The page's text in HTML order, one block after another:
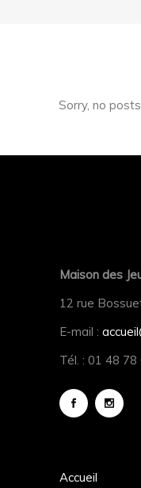
Sorry, no
Maison des
12 rue
E-mail :
Tél. : 01 48 78
Accueil